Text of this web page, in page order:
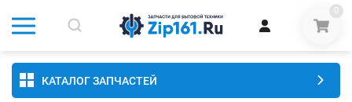
0
КАТАЛОГ ЗАПЧАСТЕЙ